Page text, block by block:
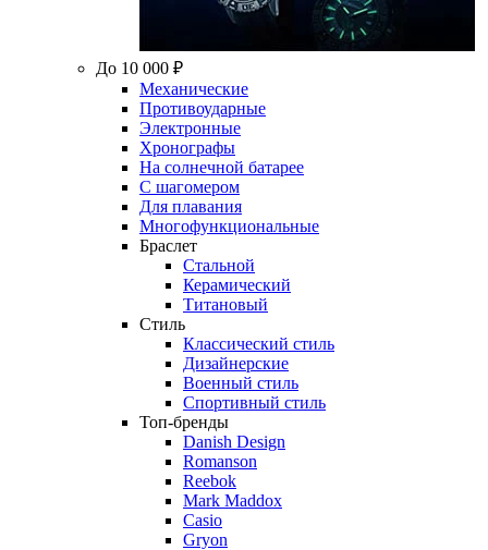
До 10 000 ₽
Механические
Противоударные
Электронные
Хронографы
На солнечной батарее
С шагомером
Для плавания
Многофункциональные
Браслет
Стальной
Керамический
Титановый
Стиль
Классический стиль
Дизайнерские
Военный стиль
Спортивный стиль
Топ-бренды
Danish Design
Romanson
Reebok
Mark Maddox
Casio
Gryon